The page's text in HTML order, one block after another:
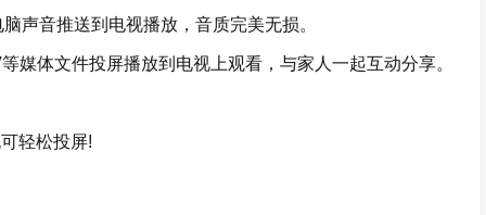
音推送到电视播放，音质完美无损。
体文件投屏播放到电视上观看，与家人一起互动分享。
轻松投屏!